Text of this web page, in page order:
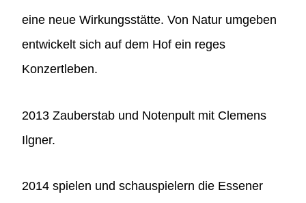
eine neue Wirkungsstätte. Von Natur umgeben
entwickelt sich auf dem Hof ein reges
Konzertleben.
2013 Zauberstab und Notenpult mit Clemens
Ilgner.
2014 spielen und schauspielern die Essener